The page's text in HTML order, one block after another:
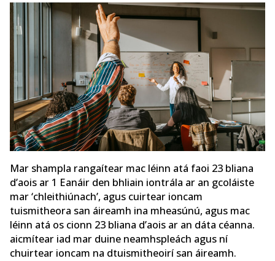
Mar shampla rangaítear mac léinn atá faoi 23 bliana
d’aois ar 1 Eanáir den bhliain iontrála ar an gcoláiste
mar ‘chleithiúnach’, agus cuirtear ioncam
tuismitheora san áireamh ina mheasúnú, agus mac
léinn atá os cionn 23 bliana d’aois ar an dáta céanna.
aicmítear iad mar duine neamhspleách agus ní
chuirtear ioncam na dtuismitheoirí san áireamh.